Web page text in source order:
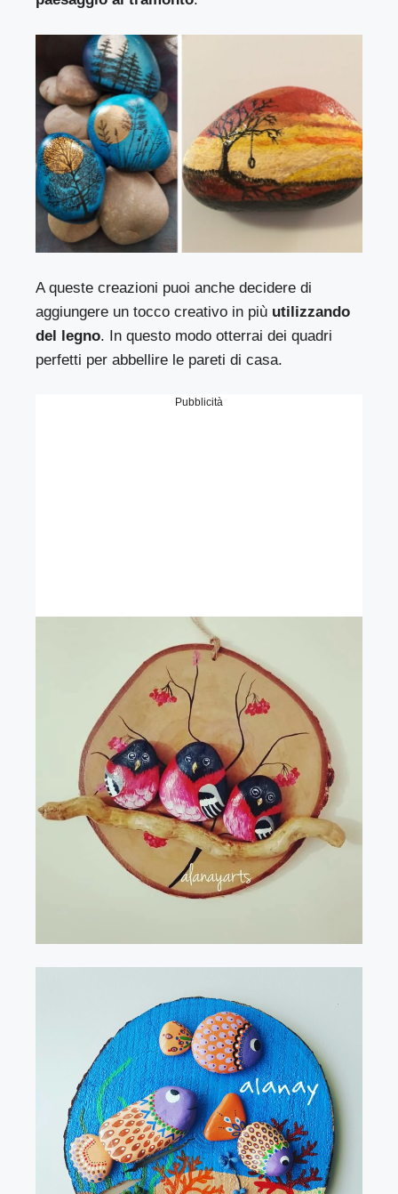
A queste creazioni puoi anche decidere di
aggiungere un tocco creativo in più utilizzando
del legno. In questo modo otterrai dei quadri
perfetti per abbellire le pareti di casa.
Pubblicità